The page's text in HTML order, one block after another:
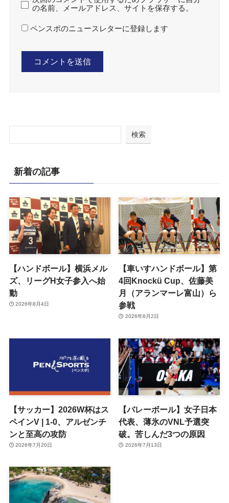
の名前、メールアドレス、サイトを保存する。
ペンスポのニュースレターに登録します
検索
新着の記事
【ハンドボール】横浜メル
ズ、リーグH女子参入へ始
動
2026年8月4日
【車いすハンドボール】第
4回Knockü Cup、佐藤美
月（アランマーレ富山）ら
参戦
2026年8月2日
【サッカー】2026W杯はス
ペインV | 1-0、アルゼンチ
ンと至高の攻防
2026年7月20日
【バレーボール】女子日本
代表、薄氷のVNL予選突
破。苦しんだ3つの原因
2026年7月13日